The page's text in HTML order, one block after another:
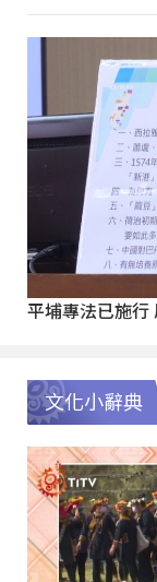
平埔專法已施行
文化小辭典